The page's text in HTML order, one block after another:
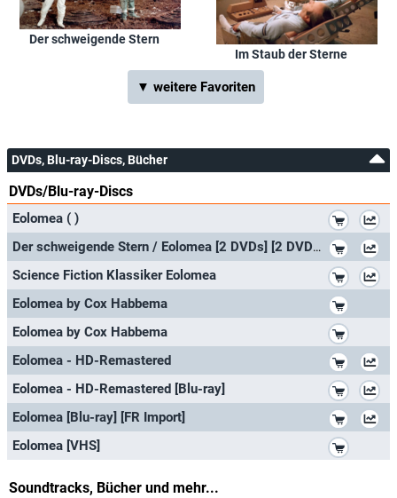
Der schweigende Stern
Im Staub der Sterne
▼ weitere Favoriten
DVDs, Blu-ray-Discs, Bücher
DVDs/Blu-ray-Discs
Eolomea ( )
Der schweigende Stern / Eolomea [2 DVDs] [2 DVDs]
Science Fiction Klassiker Eolomea
Eolomea by Cox Habbema
Eolomea by Cox Habbema
Eolomea - HD-Remastered
Eolomea - HD-Remastered [Blu-ray]
Eolomea [Blu-ray] [FR Import]
Eolomea [VHS]
Soundtracks, Bücher und mehr...